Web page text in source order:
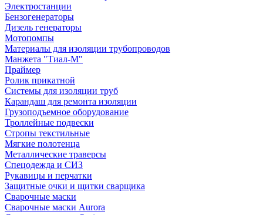
Электростанции
Бензогенераторы
Дизель генераторы
Мотопомпы
Материалы для изоляции трубопроводов
Манжета "Тиал-М"
Праймер
Ролик прикатной
Системы для изоляции труб
Карандаш для ремонта изоляции
Грузоподъемное оборудование
Троллейные подвески
Стропы текстильные
Мягкие полотенца
Металлические траверсы
Спецодежда и СИЗ
Рукавицы и перчатки
Защитные очки и щитки сварщика
Сварочные маски
Сварочные маски Aurora